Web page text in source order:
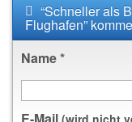
“Schneller als
Flughafen”
Name*
E-Mail (wird nicht